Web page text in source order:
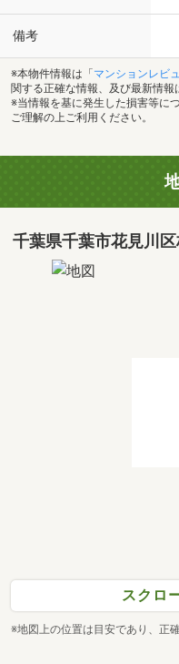
備考
※本物件情報は「 マンションレビ
関する正確な情報、及び最新情報
※当情報を基に発生した損害等に
ご理解の上ご利用ください。
千葉県千葉市花見川
スクロ
※地図上の位置は目安であり、正